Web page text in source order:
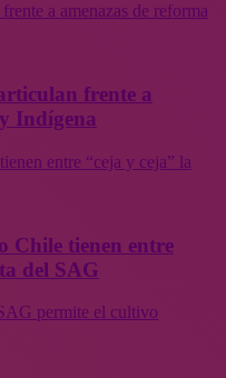
a amenazas de reforma
frente a
Indígena
entre “ceja y ceja” la
Chile tienen entre
del SAG
permite el cultivo